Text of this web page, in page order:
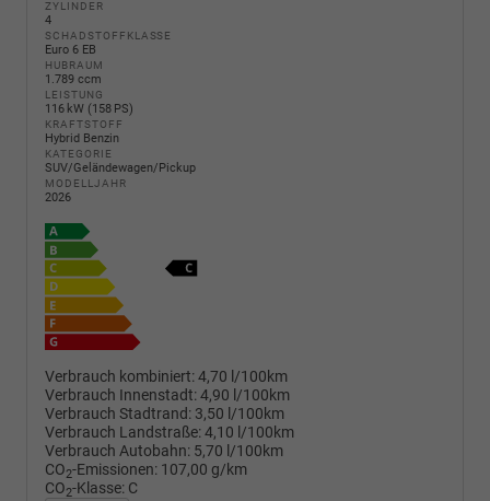
ZYLINDER
4
SCHADSTOFFKLASSE
Euro 6 EB
HUBRAUM
1.789 ccm
LEISTUNG
116 kW (158 PS)
KRAFTSTOFF
Hybrid Benzin
KATEGORIE
SUV/Geländewagen/Pickup
MODELLJAHR
2026
Verbrauch kombiniert:4,70 l/100km
Verbrauch Innenstadt:4,90 l/100km
Verbrauch Stadtrand: 3,50 l/100km
Verbrauch Landstraße:4,10 l/100km
Verbrauch Autobahn: 5,70 l/100km
CO2-Emissionen: 107,00 g/km
CO2-Klasse: C